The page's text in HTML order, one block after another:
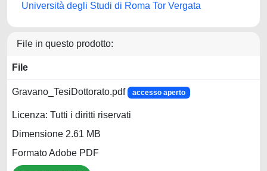
Università degli Studi di Roma Tor Vergata
File in questo prodotto:
File
Gravano_TesiDottorato.pdf accesso aperto
Licenza: Tutti i diritti riservati
Dimensione 2.61 MB
Formato Adobe PDF